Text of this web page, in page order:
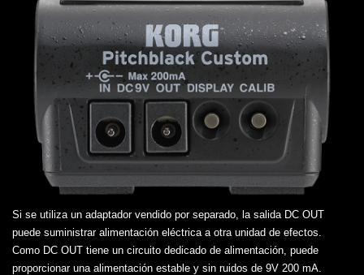
Si se utiliza un adaptador vendido por separado, la salida DC OUT
puede suministrar alimentación eléctrica a otra unidad de efectos.
Como DC OUT tiene un circuito dedicado de alimentación, puede
proporcionar una alimentación estable y sin ruidos de 9V 200 mA.